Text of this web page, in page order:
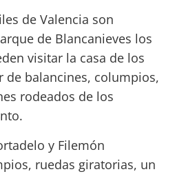
de Valencia son
de Blancanieves los
visitar la casa de los
de balancines, columpios,
rodeados de los
y Filemón
ruedas giratorias, un